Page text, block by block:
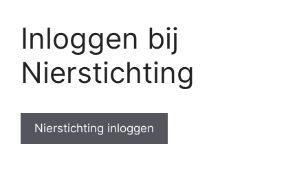
Inloggen bij
Nierstichting
Nierstichting inloggen